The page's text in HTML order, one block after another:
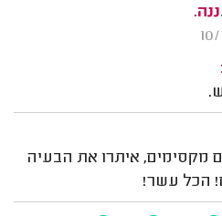
מקסימים, איתרו את הבעיה
הכל עשר!